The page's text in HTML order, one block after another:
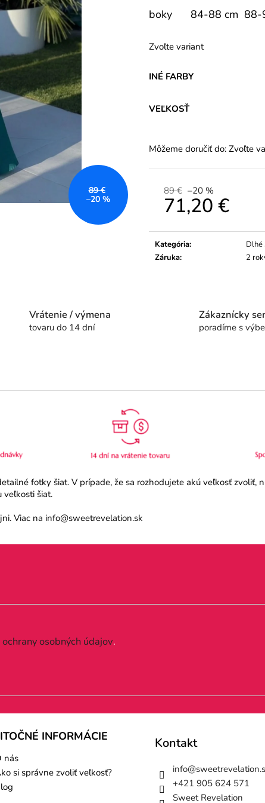
boky
84-88 cm 88-
INÉ FARBY
VEĽKOSŤ
Môžeme doručiť do: Zvoľte
Zvoľte variant
89 € –20 %
71,20 €
cena:
Kategória:
Dlhé
Záruka: 2
89 €
–20 %
Vrátenie / výmena
tovaru do 14 dní
Zákaznícky
poradíme s
fotky šiat. V prípade, že sa rozhodujete akú veľkosť zvoliť,
veľkosti šiat.
Viac na info@sweetrevelation.sk
osobných údajov.
INFORMÁCIE
nás
si správne zvoliť veľkosť?
Kontakt
info@
+421 905 624 571
Sweet Revelation